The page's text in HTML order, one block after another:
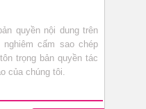
quyền nội dung trên
cấm sao chép
trọng bản quyền tác
của chúng tôi.